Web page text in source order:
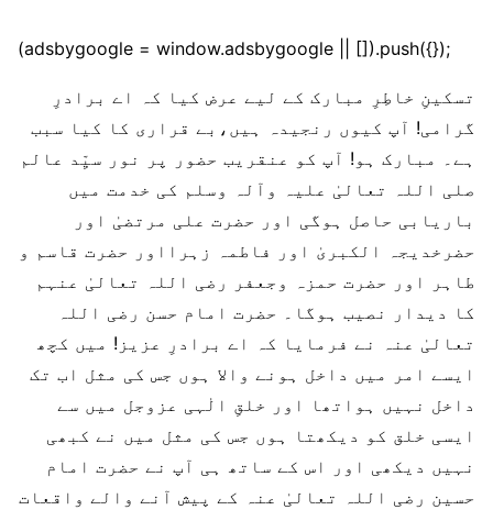
(adsbygoogle = window.adsbygoogle || []).push({});
تسکینِ خاطِرِ مبارک کے لیے عرض کیا کہ اے برادرِ
گرامی! آپ کیوں رنجیدہ ہیں،بے قراری کا کیا سبب
ہے۔ مبارک ہو! آپ کو عنقریب حضور پر نور سیِّد عالم
صلی اللہ تعالیٰ علیہ وآلہ وسلم کی خدمت میں
باریابی حاصل ہوگی اور حضرت علی مرتضیٰ اور
حضرخدیجہ الکبریٰ اور فاطمہ زہرااور حضرت قاسم و
طاہر اور حضرت حمزہ وجعفر رضی اللہ تعالیٰ عنہم
کا دیدار نصیب ہوگا۔ حضرت امام حسن رضی اللہ
تعالیٰ عنہ نے فرمایا کہ اے برادرِ عزیز! میں کچھ
ایسے امر میں داخل ہونے والا ہوں جس کی مثل اب تک
داخل نہیں ہواتھا اور خلقِ الٰہی عزوجل میں سے
ایسی خلق کو دیکھتا ہوں جس کی مثل میں نے کبھی
نہیں دیکھی اور اس کے ساتھ ہی آپ نے حضرت امام
حسین رضی اللہ تعالیٰ عنہ کے پیش آنے والے واقعات